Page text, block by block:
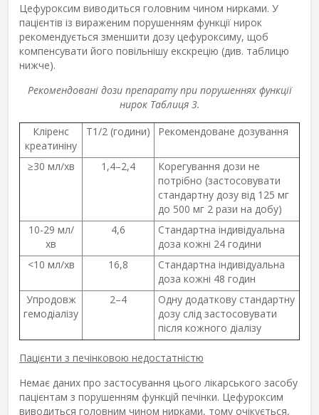
Цефуроксим виводиться головним чином нирками. У
пацієнтів із вираженим порушенням функції нирок
рекомендується зменшити дозу цефуроксиму, щоб
компенсувати його повільнішу екскрецію (див. таблицю
нижче).
Рекомендовані дози препарату при порушеннях функції
нирок Таблиця 3.
Кліренс
креатиніну
T1/2 (години) Рекомендоване дозування
≥30 мл/хв 1,4–2,4
Корегування дози не
потрібно (застосовувати
стандартну дозу від 125 мг
до 500 мг 2 рази на добу)
10-29 мл/
хв
4,6
Стандартна індивідуальна
доза кожні 24 години
<10 мл/хв
16,8
Стандартна індивідуальна
доза кожні 48 годин
Упродовж
гемодіалізу
2–4
Одну додаткову стандартну
дозу слід застосовувати
після кожного діалізу
Пацієнти з печінковою недостатністю
Немає даних про застосування цього лікарського засобу
пацієнтам з порушенням функцій печінки. Цефуроксим
виводиться головним чином нирками, тому очікується,